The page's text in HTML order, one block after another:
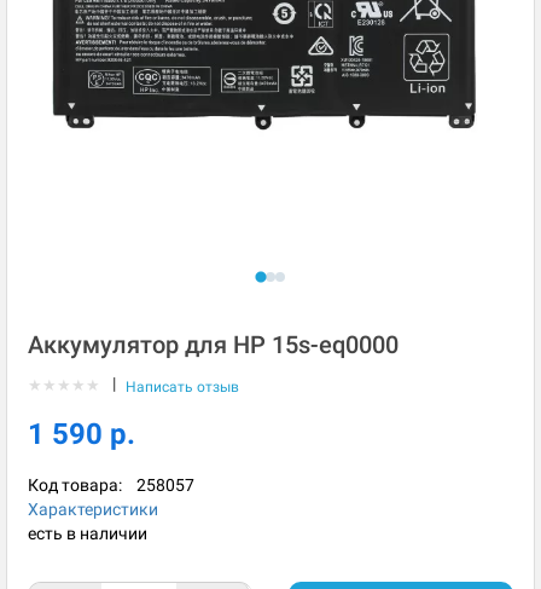
Аккумулятор для HP 15s-eq0000
★ ★ ★ ★ ★ | Написать отзыв
1 590 р.
Код товара: 258057
Характеристики
есть в наличии